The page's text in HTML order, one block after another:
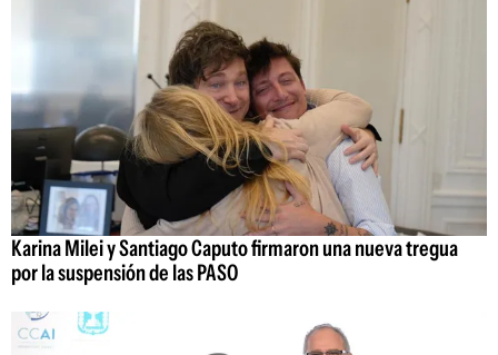
Karina Milei y Santiago Caputo firmaron una nueva tregua
por la suspensión de las PASO